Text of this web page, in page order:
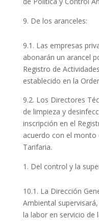
De los aranceles:
9.1. Las empresas
abonarán un arancel
Registro de
establecido en la
9.2. Los Directores
de limpieza y
inscripción en el
acuerdo con el monto
Tarifaria.
Del control y la
10.1. La Dirección
Ambiental
la labor en servicio de